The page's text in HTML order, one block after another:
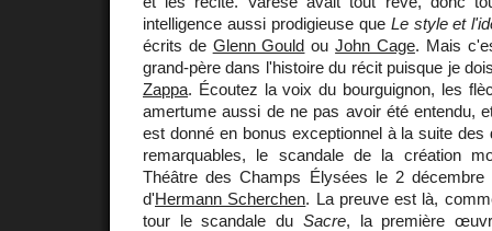
intelligence aussi prodigieuse que Le style et
écrits de Glenn Gould ouJohn Cage. Mais
grand-père dans l'histoire du récit puisque je
Zappa. Écoutez la voix du bourguignon, les
amertume aussi de ne pas avoir été entendu,
est donné en bonus exceptionnel à la suite des
remarquables, le scandale de la création
Théâtre des Champs Élysées le 2
d'Hermann Scherchen. La preuve est là,
tour le scandale du Sacre, la première